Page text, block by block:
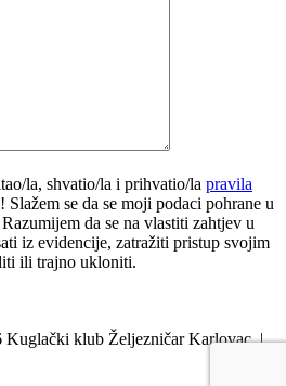
la, shvatio/la i prihvatio/la pravila
Slažem se da se moji podaci pohrane u
da se na vlastiti zahtjev u
iz evidencije, zatražiti pristup svojim
ili trajno ukloniti.
Kuglački klub Željezničar Karlovac. |